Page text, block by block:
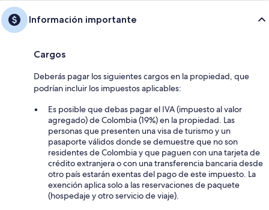
Información importante
Cargos
Deberás pagar los siguientes cargos en la propiedad, que
podrían incluir los impuestos aplicables:
Es posible que debas pagar el IVA (impuesto al valor
agregado) de Colombia (19%) en la propiedad. Las
personas que presenten una visa de turismo y un
pasaporte válidos donde se demuestre que no son
residentes de Colombia y que paguen con una tarjeta de
crédito extranjera o con una transferencia bancaria desde
otro país estarán exentas del pago de este impuesto. La
exención aplica solo a las reservaciones de paquete
(hospedaje y otro servicio de viaje).